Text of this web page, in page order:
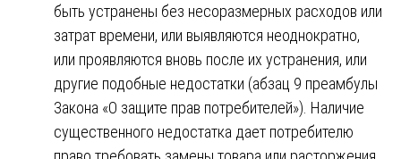
быть устранены без несоразмерных расходов или
затрат времени, или выявляются неоднократно,
или проявляются вновь после их устранения, или
другие подобные недостатки (абзац 9 преамбулы
Закона «О защите прав потребителей»). Наличие
существенного недостатка дает потребителю